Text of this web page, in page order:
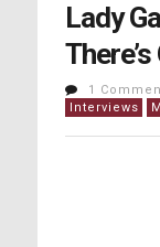
Lady
1
Interviews